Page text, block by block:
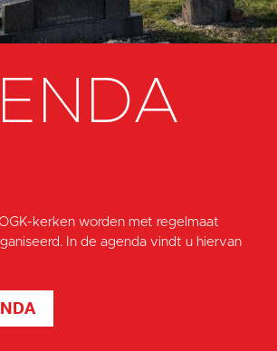
kerken worden met regelmaat
In de agenda vindt u hiervan